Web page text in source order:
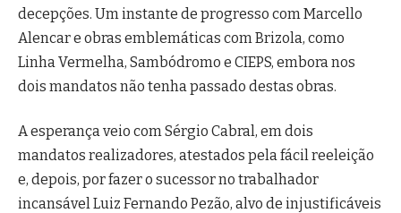
decepções. Um instante de progresso com Marcello
Alencar e obras emblemáticas com Brizola, como
Linha Vermelha, Sambódromo e CIEPS, embora nos
dois mandatos não tenha passado destas obras.
A esperança veio com Sérgio Cabral, em dois
mandatos realizadores, atestados pela fácil reeleição
e, depois, por fazer o sucessor no trabalhador
incansável Luiz Fernando Pezão, alvo de injustificáveis